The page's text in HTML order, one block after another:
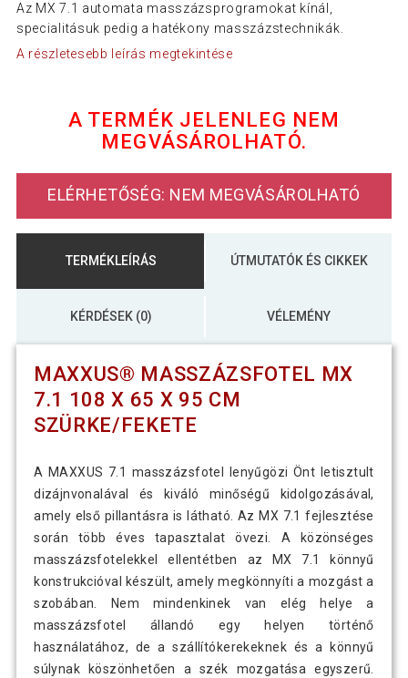
Az MX 7.1 automata masszázsprogramokat kínál,
specialitásuk pedig a hatékony masszázstechnikák.
A részletesebb leírás megtekintése
A TERMÉK JELENLEG NEM
MEGVÁSÁROLHATÓ.
ELÉRHETŐSÉG: NEM MEGVÁSÁROLHATÓ
TERMÉKLEÍRÁS ÚTMUTATÓK ÉS CIKKEK
KÉRDÉSEK (0) VÉLEMÉNY
MAXXUS® MASSZÁZSFOTEL MX
7.1 108 X 65 X 95 CM
SZÜRKE/FEKETE
A MAXXUS 7.1 masszázsfotel lenyűgözi Önt letisztult
dizájnvonalával és kiváló minőségű kidolgozásával,
amely első pillantásra is látható. Az MX 7.1 fejlesztése
során több éves tapasztalat övezi. A közönséges
masszázsfotelekkel ellentétben az MX 7.1 könnyű
konstrukcióval készült, amely megkönnyíti a mozgást a
szobában. Nem mindenkinek van elég helye a
masszázsfotel állandó egy helyen történő
használatához, de a szállítókerekeknek és a könnyű
súlynak köszönhetően a szék mozgatása egyszerű.